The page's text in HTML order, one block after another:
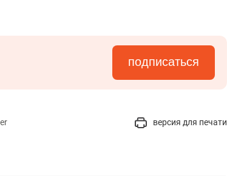
подписаться
версия для печати